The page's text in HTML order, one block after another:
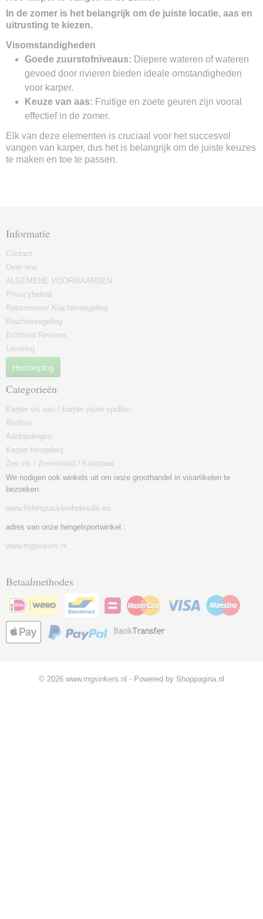
In de zomer is het belangrijk om de juiste locatie, aas en
uitrusting te kiezen.
Visomstandigheden
Goede zuurstofniveaus: Diepere wateren of wateren
gevoed door rivieren bieden ideale omstandigheden
voor karper.
Keuze van aas: Fruitige en zoete geuren zijn vooral
effectief in de zomer.
Elk van deze elementen is cruciaal voor het succesvol
vangen van karper, dus het is belangrijk om de juiste keuzes
te maken en toe te passen.
Informatie
Contact
Over ons
ALGEMENE VOORWAARDEN
Privacybeleid
Retourneren/ Klachtenregeling
Klachtenregeling
Echtheid Reviews
Levering
Herroeping
Categorieën
Karper vis sen / karper visen spullen
Roofvis
Aanbiedingen
Karper fotogalerij
Zee vis / Zeevislood / Kunstaas
We nodigen ook winkels uit om onze groothandel in visartikelen te
bezoeken.
www.fishingtacklewholesale.eu
adres van onze hengelsportwinkel :
www.mgsinkers.nl
Betaalmethodes
© 2026 www.mgsinkers.nl - Powered by Shoppagina.nl